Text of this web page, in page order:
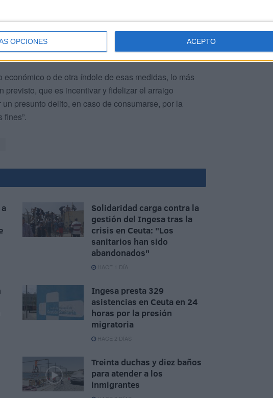
OPCIONES ACEPTO
o de otra índole de esas medidas, lo más
previsto, que es incentivar y fidelizar el arraigo
presunto delito, en caso de consumarse, por la
Solidaridad carga contra la
gestión del Ingesa tras la
crisis en Ceuta: "Los
sanitarios han sido
abandonados"
HACE 1 DÍA
Ingesa presta 329
asistencias en Ceuta en 24
horas por la presión
migratoria
HACE 2 DÍAS
Treinta duchas y diez baños
para atender a los
inmigrantes